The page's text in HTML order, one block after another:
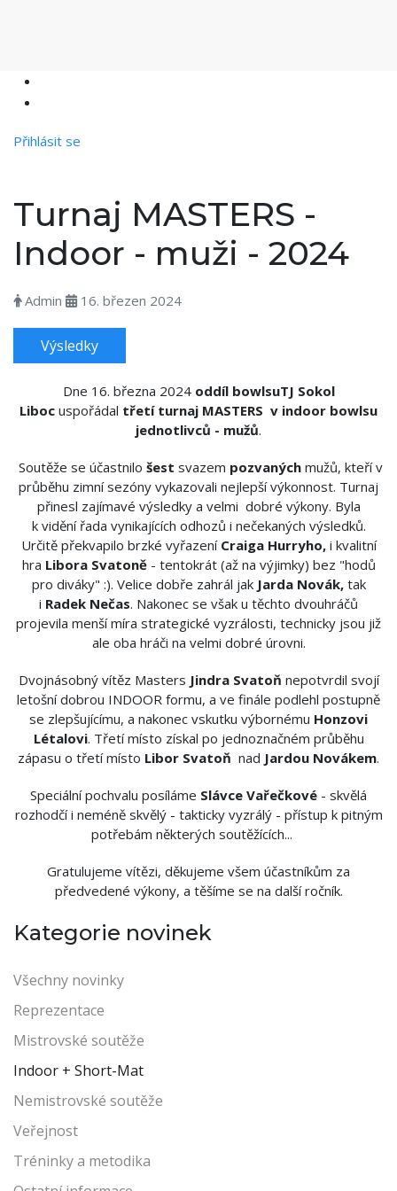
Přihlásit se
Turnaj MASTERS -
Indoor - muži - 2024
Admin 16. březen 2024
Výsledky
Dne 16. března 2024 oddíl bowlsuTJ Sokol
Liboc uspořádal třetí turnaj MASTERS v indoor bowlsu
jednotlivců - mužů.
Soutěže se účastnilo šest svazem pozvanýchmužů, kteří v
průběhu zimní sezóny vykazovali nejlepší výkonnost. Turnaj
přinesl zajímavé výsledky a velmi dobré výkony. Byla
k vidění řada vynikajících odhozů i nečekaných výsledků.
Určitě překvapilo brzké vyřazeníCraiga Hurryho, i kvalitní
hra Libora Svatoně- tentokrát (až na výjimky) bez "hodů
pro diváky" :). Velice dobře zahrál jak Jarda Novák,tak
i Radek Nečas. Nakonec se však u těchto dvouhráčů
projevila menší míra strategické vyzrálosti, technicky jsou již
ale oba hráči na velmi dobré úrovni.
Dvojnásobný vítěz Masters Jindra Svatoň nepotvrdil svojí
letošní dobrou INDOOR formu, a ve finále podlehl postupně
se zlepšujícímu, a nakonec vskutku výbornému Honzovi
Létalovi. Třetí místo získal po jednoznačném průběhu
zápasu o třetí místo Libor Svatoň nad Jardou Novákem.
Speciální pochvalu posíláme Slávce Vařečkové - skvělá
rozhodčí i neméně skvělý - takticky vyzrálý - přístup k pitným
potřebám některých soutěžících...
Gratulujeme vítězi, děkujeme všem účastníkům za
předvedené výkony, a těšíme se na další ročník.
Kategorie novinek
Všechny novinky
Reprezentace
Mistrovské soutěže
Indoor + Short-Mat
Nemistrovské soutěže
Veřejnost
Tréninky a metodika